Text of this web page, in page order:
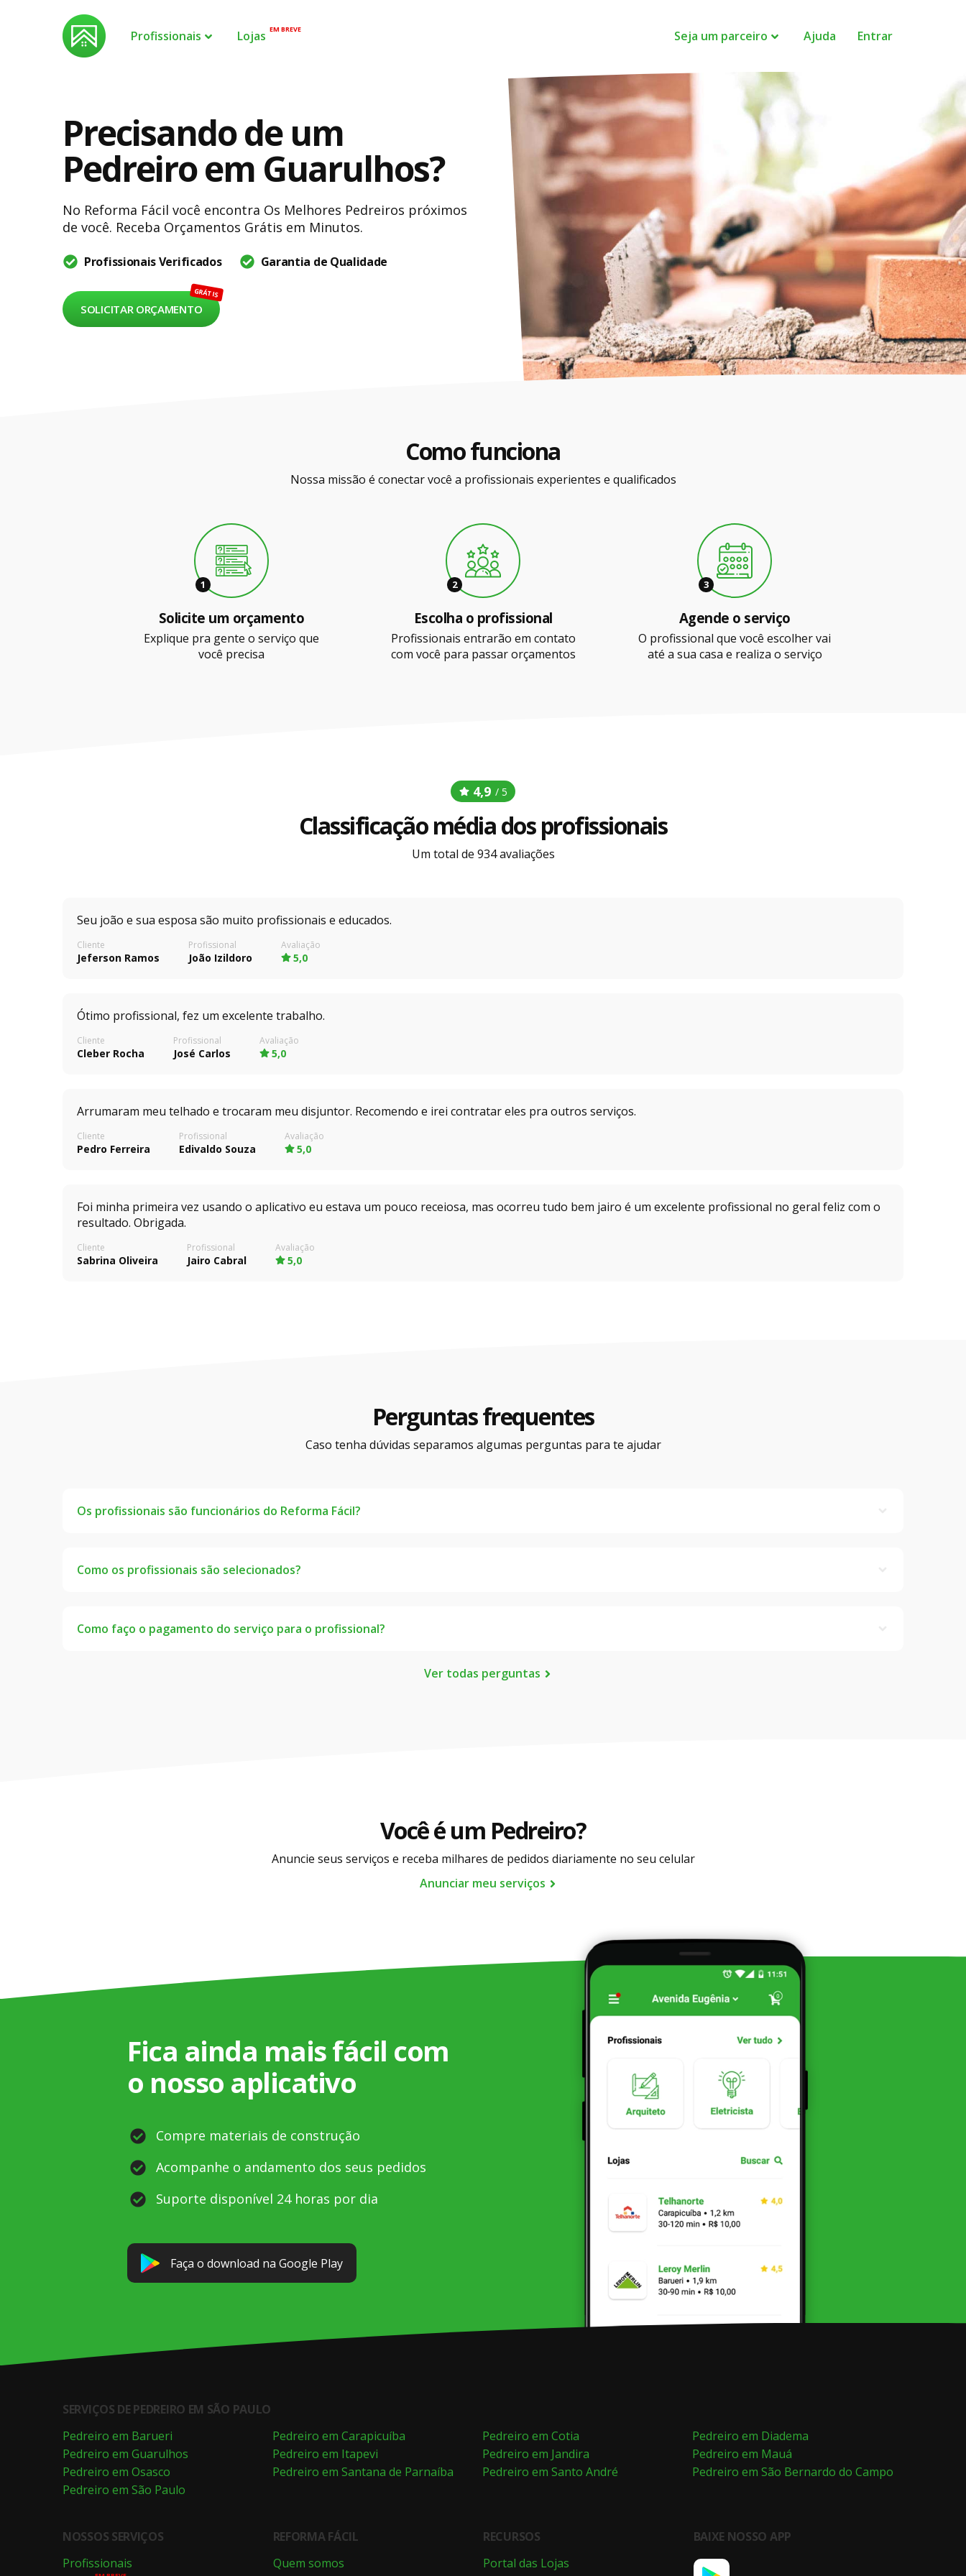
Profissionais
Engenheiro Civil
Pedreiro
Encanador
Gesseiro
Pintor
Serralheiro
Marido de Aluguel
Montador de Móveis
Ver todos profissionais
Lojas EM BREVE Seja um parceiro
PROFISSIONAIS
Conquiste mais clientes
Nós conectamos você a clientes
que realmente precisam dos seus
serviços. Você não paga nada para
anunciar.
LOJAS
Faça parte do futuro do delivery
Aumente o faturamento da sua
loja, consiga novos clientes e
ofereça aos seus clientes atuais
uma forma mais prática de
comprar.
Ajuda Entrar
Precisando de um
Pedreiro em Guarulhos?
No Reforma Fácil você encontra Os Melhores Pedreiros próximos
de você. Receba Orçamentos Grátis em Minutos.
Profissionais Verificados Garantia de Qualidade
SOLICITAR ORÇAMENTO
GRÁTIS
Como funciona
Nossa missão é conectar você a profissionais experientes e qualificados
1
Solicite um orçamento
Explique pra gente o serviço que
você precisa
2
Escolha o profissional
Profissionais entrarão em contato
com você para passar orçamentos
3
Agende o serviço
O profissional que você escolher vai
até a sua casa e realiza o serviço
4,9 / 5
Classificação média dos profissionais
Um total de 934 avaliações
Seu joão e sua esposa são muito profissionais e educados.
Cliente
Jeferson Ramos
Profissional
João Izildoro
Avaliação
5,0
Ótimo profissional, fez um excelente trabalho.
Cliente
Cleber Rocha
Profissional
José Carlos
Avaliação
5,0
Arrumaram meu telhado e trocaram meu disjuntor. Recomendo e irei contratar eles pra outros serviços.
Cliente
Pedro Ferreira
Profissional
Edivaldo Souza
Avaliação
5,0
Foi minha primeira vez usando o aplicativo eu estava um pouco receiosa, mas ocorreu tudo bem jairo é um excelente profissional no geral feliz com o
resultado. Obrigada.
Cliente
Sabrina Oliveira
Profissional
Jairo Cabral
Avaliação
5,0
Perguntas frequentes
Caso tenha dúvidas separamos algumas perguntas para te ajudar
Os profissionais são funcionários do Reforma Fácil?
Como os profissionais são selecionados?
Como faço o pagamento do serviço para o profissional?
Ver todas perguntas
Você é um Pedreiro?
Anuncie seus serviços e receba milhares de pedidos diariamente no seu celular
Anunciar meu serviços
Fica ainda mais fácil com
o nosso aplicativo
Compre materiais de construção
Acompanhe o andamento dos seus pedidos
Suporte disponível 24 horas por dia
Faça o download na Google Play
SERVIÇOS DE PEDREIRO EM SÃO PAULO
Pedreiro em Barueri
Pedreiro em Carapicuíba Pedreiro em Cotia
Pedreiro em Diadema
Pedreiro em Guarulhos
Pedreiro em Itapevi Pedreiro em Jandira
Pedreiro em Mauá
Pedreiro em Osasco
Pedreiro em Santana de Parnaíba Pedreiro em Santo André
Pedreiro em São Bernardo do Campo
Pedreiro em São Paulo
NOSSOS SERVIÇOS
Profissionais
REFORMA FÁCIL
Quem somos
RECURSOS
Portal das Lojas
BAIXE NOSSO APP